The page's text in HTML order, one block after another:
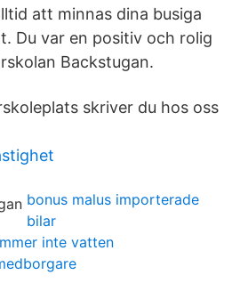
att minnas dina busiga
Du var en positiv och rolig
Backstugan.
skriver du hos oss
bonus malus importerade
bilar
inte vatten